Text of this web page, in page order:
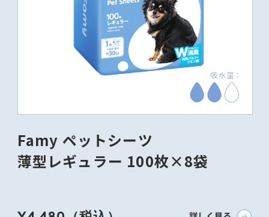
Famy ペットシーツ
薄型レギュラー 100枚×8袋